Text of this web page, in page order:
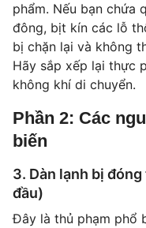
phẩm. Nếu bạn chứa
đông, bịt kín các lỗ
bị chặn lại và không
Hãy sắp xếp lại thực
không khí di chuyển.
Phần 2: Các
biến
3. Dàn lạnh bị
đầu)
Đây là thủ phạm phổ